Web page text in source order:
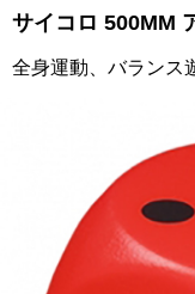
サイコロ 500MM
全身運動、バランス